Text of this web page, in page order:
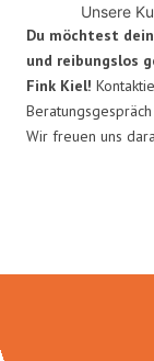
Unsere
Du möchtest
und reibungslos
Fink Kiel!
Wir freuen uns